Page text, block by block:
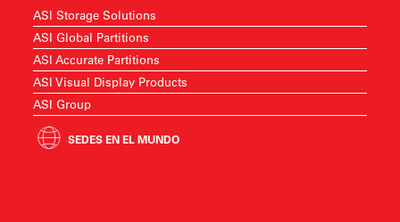
ASI Storage Solutions
ASI Global Partitions
ASI Accurate Partitions
ASI Visual Display Products
ASI Group
SEDES EN EL MUNDO